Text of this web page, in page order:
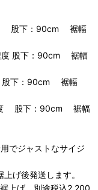
股下：90cm 裾幅
度 股下：90cm 裾幅
股下：90cm 裾幅
度 股下：90cm 裾幅
でジャストなサイジ
げ後発送します。
上げ。別途税込2,200